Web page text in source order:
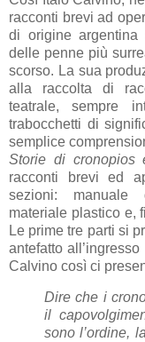
racconti brevi ad
di origine argentina
delle penne più
scorso. La sua
alla raccolta di
teatrale, sempre
trabocchetti di
semplice
Storie di cronopios
racconti brevi ed
sezioni: manuale
materiale plastico e,
Le prime tre parti si
antefatto
Calvino così ci
Dire che i
il
sono l’ordine,